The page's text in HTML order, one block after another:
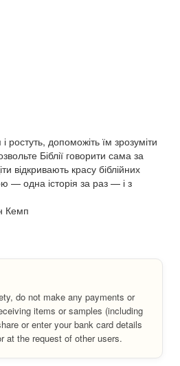
ростуть, допоможіть їм зрозуміти
Біблії говорити сама за
відкривають красу біблійних
— одна історія за раз — і з
Кемп
do not make any payments or
items or samples (including
or enter your bank card details
at the request of other users.